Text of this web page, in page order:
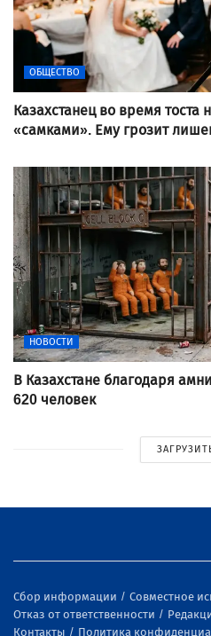
ОБЩЕСТВО
Казахстанец во время
«самками». Ему грозит
НОВОСТИ
В Казахстане благодаря
620 человек
Сбор информации
Совместное
Отказ от ответственности
Контакты
Политика